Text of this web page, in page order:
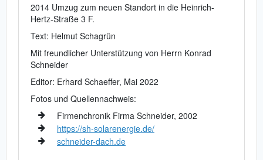
2014 Umzug zum neuen Standort in die Heinrich-
Hertz-Straße 3 F.
Text: Helmut Schagrün
Mit freundlicher Unterstützung von Herrn Konrad
Schneider
Editor: Erhard Schaeffer, Mai 2022
Fotos und Quellennachweis:
Firmenchronik Firma Schneider, 2002
https://sh-solarenergie.de/
schneider-dach.de